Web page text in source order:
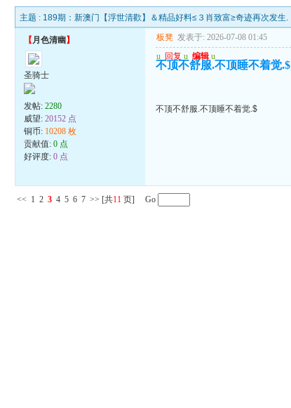
主题 : 189期：新澳门【浮世清歡】＆精品好料≤３肖致富≥奇迹再次发生.
【月色清幽 】
圣骑士
发帖:2280
威望:20152 点
铜币: 10208 枚
贡献值:0 点
好评度:0 点
板凳 发表于: 2026-07-08 01:45
u 回复 u 编辑 u
不顶不舒服.不顶睡不着觉.$
不顶不舒服.不顶睡不着觉.$
<< 1 2 3 4 5 6 7 >> [共11 页] Go